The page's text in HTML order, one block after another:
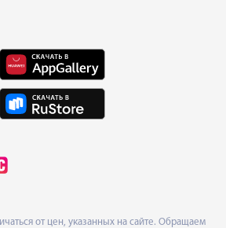
от цен, указанных на сайте. Обращаем